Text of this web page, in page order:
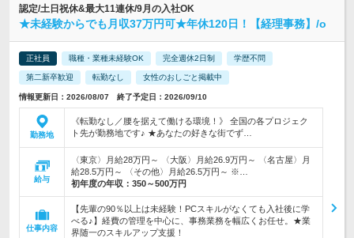
認定/土日祝休&最大11連休/9月の入社OK
★未経験からでも月収37万円可★年休120日！【経理事務】/o
正社員 職種・業種未経験OK 完全週休2日制 学歴不問
第二新卒歓迎 転勤なし 女性のおしごと掲載中
情報更新日：2026/08/07 終了予定日：2026/09/10
勤務地
《転勤なし／腰を据えて働ける環境！》 全国の各プロジェク
ト先が勤務地です♪ ★あなたの好きな街でず…
給与
〈東京〉月給28万円～ 〈大阪〉月給26.9万円～ 〈名古屋〉月
給28.5万円～ 〈その他〉月給26.5万円～ ※…
初年度の年収： 350～500万円
仕事内容
【先輩の90％以上は未経験！PCスキルがなくても入社後に学
べる♪】経費の管理を中心に、事務業務を幅広くお任せ。★業
界随一のスキルアップ支援！